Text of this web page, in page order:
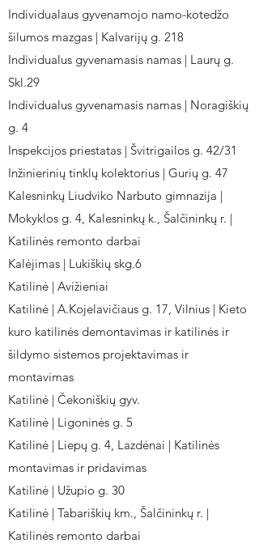
Individualaus gyvenamojo namo-kotedžo
šilumos mazgas | Kalvarijų g. 218
Individualus gyvenamasis namas | Laurų g.
Skl.29
Individualus gyvenamasis namas | Noragiškių
g. 4
Inspekcijos priestatas | Švitrigailos g. 42/31
Inžinierinių tinklų kolektorius | Gurių g. 47
Kalesninkų Liudviko Narbuto gimnazija |
Mokyklos g. 4, Kalesninkų k., Šalčininkų r. |
Katilinės remonto darbai
Kalėjimas | Lukiškių skg.6
Katilinė | Avižieniai
Katilinė | A.Kojelavičiaus g. 17, Vilnius | Kieto
kuro katilinės demontavimas ir katilinės ir
šildymo sistemos projektavimas ir
montavimas
Katilinė | Čekoniškių gyv.
Katilinė | Ligoninės g. 5
Katilinė | Liepų g. 4, Lazdėnai | Katilinės
montavimas ir pridavimas
Katilinė | Užupio g. 30
Katilinė | Tabariškių km., Šalčininkų r. |
Katilinės remonto darbai